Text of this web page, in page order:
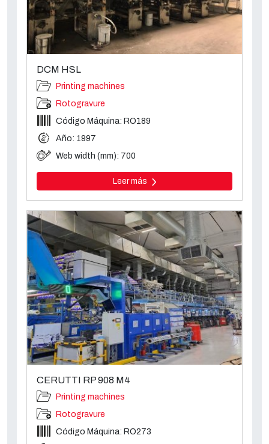
DCM HSL
Printing machines
Rotogravure
Código Máquina: RO189
Año: 1997
Web width (mm): 700
Leer más
CERUTTI RP 908 M4
Printing machines
Rotogravure
Código Máquina: RO273